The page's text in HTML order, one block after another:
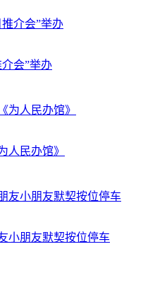
会”举办
人民办馆》
小朋友默契按位停车